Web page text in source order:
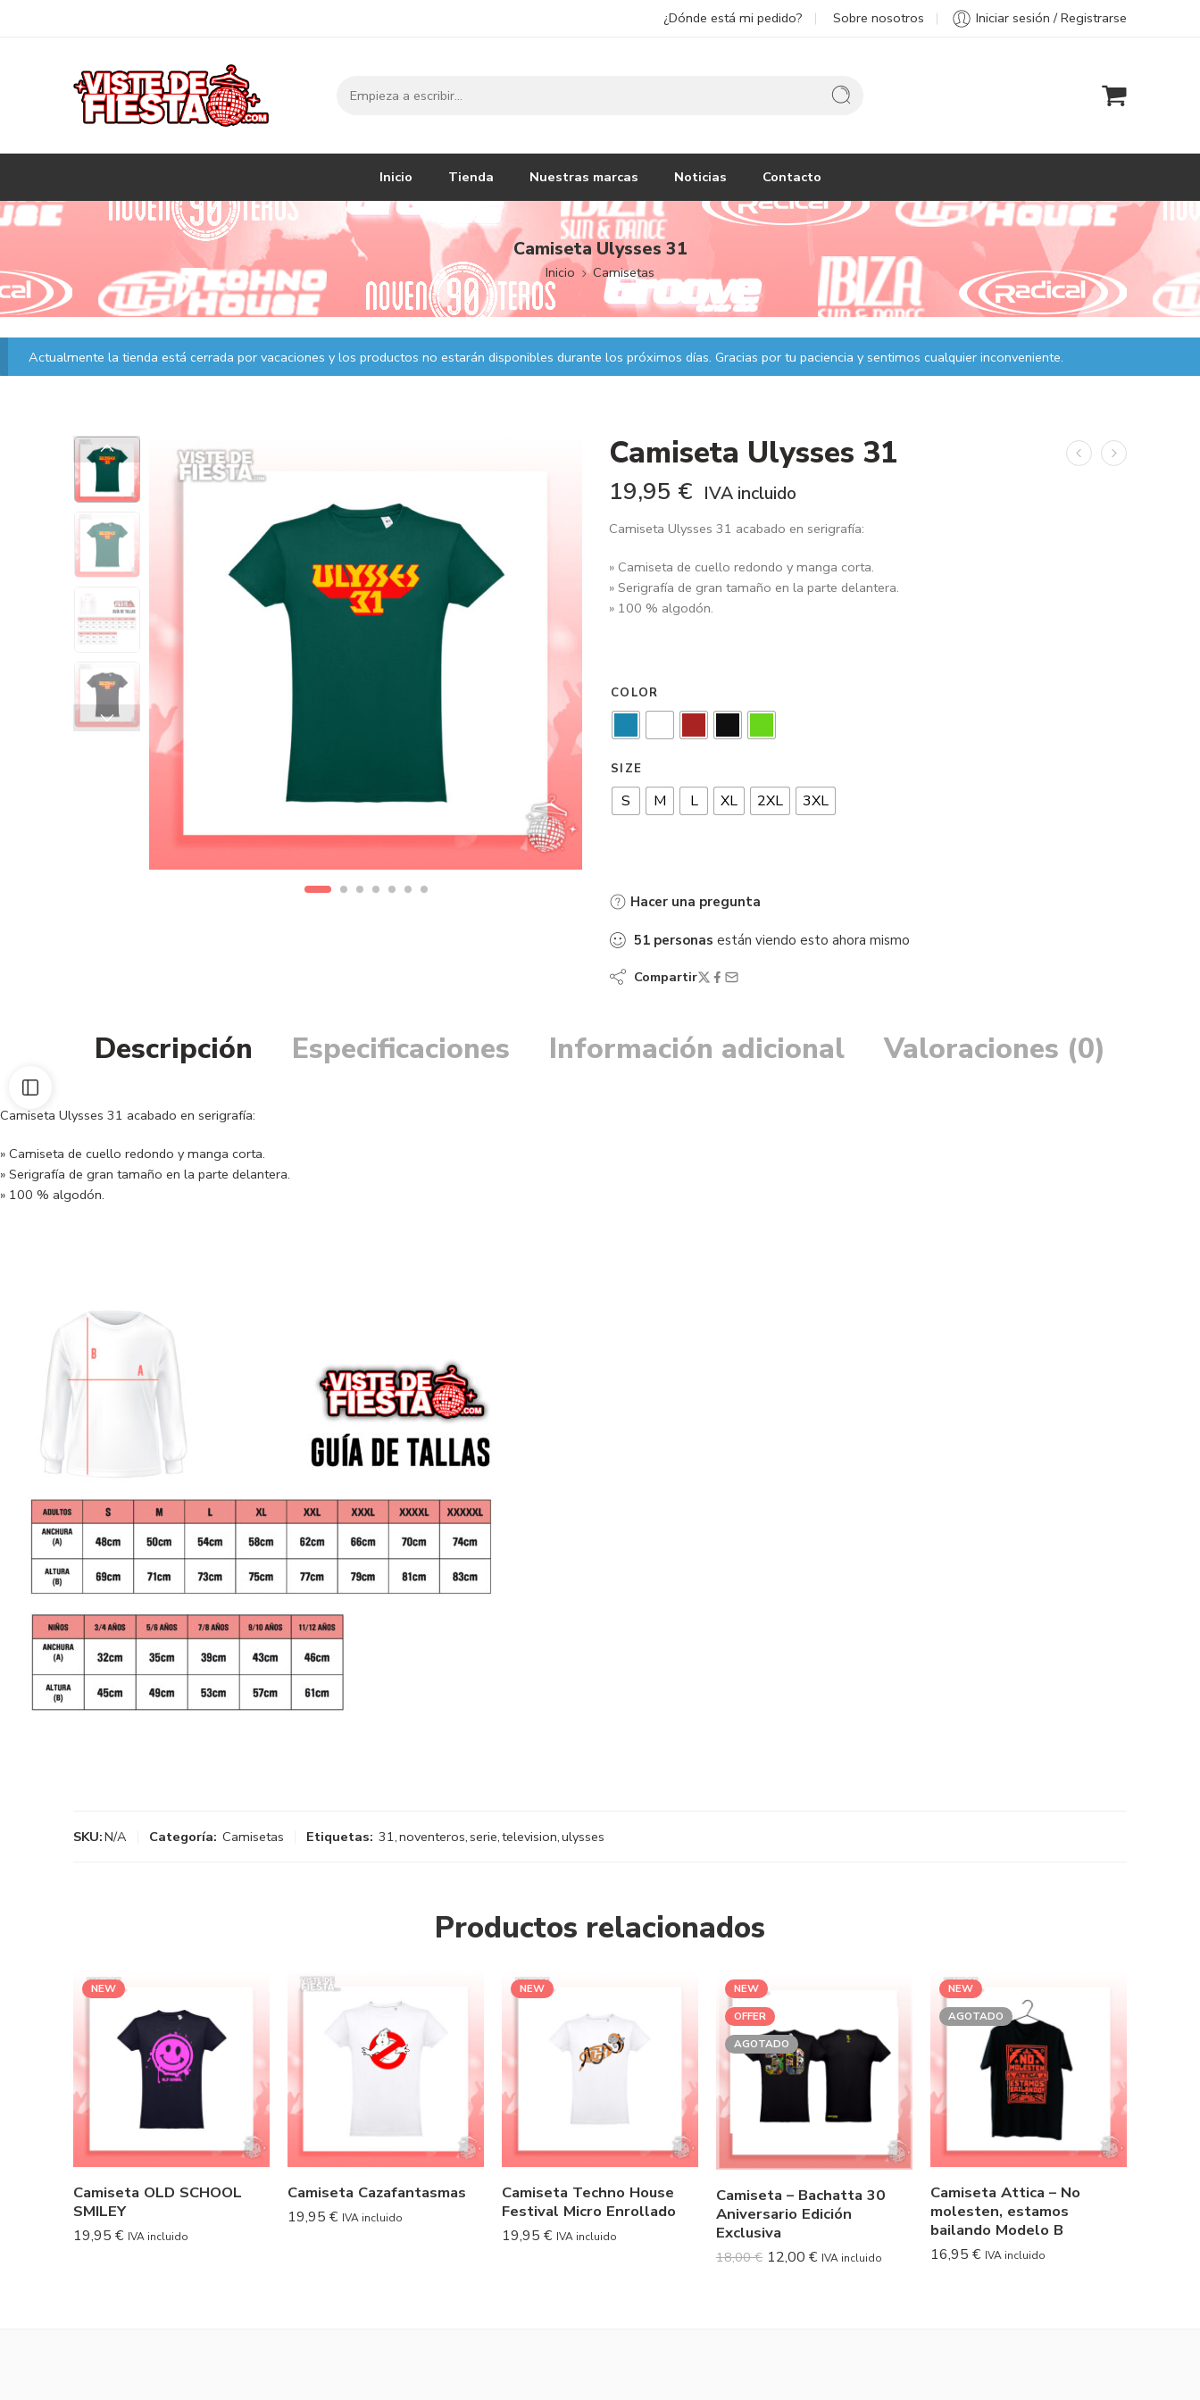
¿Dónde está mi pedido? Sobre nosotros Iniciar sesión / Registrarse
Inicio Tienda Nuestras marcas Noticias Contacto
Camiseta Ulysses 31
Inicio Camisetas
Actualmente la tienda está cerrada por vacaciones y los productos no estarán disponibles durante los próximos días. Gracias por tu paciencia y sentimos cualquier inconveniente.
Camiseta Ulysses 31
19,95 € IVA incluido
Camiseta Ulysses 31 acabado en serigrafía:
» Camiseta de cuello redondo y manga corta.
» Serigrafía de gran tamaño en la parte delantera.
» 100 % algodón.
COLOR
SIZE
S M L XL 2XL 3XL
Hacer una pregunta
51 personas están viendo esto ahora mismo
Compartir
Descripción Especificaciones Información adicional Valoraciones (0)
Camiseta Ulysses 31 acabado en serigrafía:
» Camiseta de cuello redondo y manga corta.
» Serigrafía de gran tamaño en la parte delantera.
» 100 % algodón.
SKU:N/A Categoría: Camisetas Etiquetas: 31,noventeros,serie,television,ulysses
Productos relacionados
NEW
Camiseta OLD SCHOOL
SMILEY
19,95 € IVA incluido
Camiseta Cazafantasmas
19,95 € IVA incluido
NEW
Camiseta Techno House
Festival Micro Enrollado
19,95 € IVA incluido
NEW
OFFER
AGOTADO
Camiseta – Bachatta 30
Aniversario Edición
Exclusiva
18,00€ 12,00 € IVA incluido
NEW
AGOTADO
Camiseta Attica – No
molesten, estamos
bailando Modelo B
16,95 € IVA incluido